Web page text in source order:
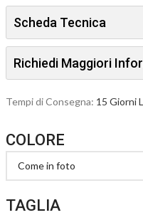
Scheda Tecnica
Richiedi Maggiori
Tempi di Consegna: 15 Giorni
COLORE
TAGLIA